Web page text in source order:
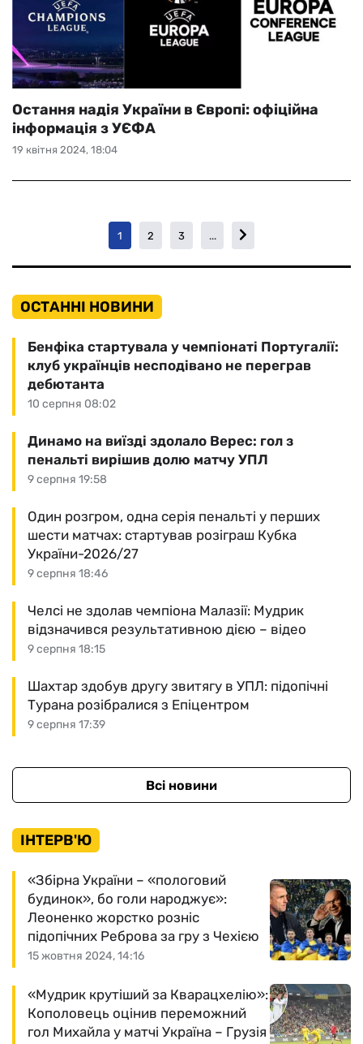
19 квітня 2024, 18:04
Остання надія України в Європі: офіційна
інформація з УЄФА
1 2 3 ...
ОСТАННІ НОВИНИ
10 серпня 08:02
Бенфіка стартувала у чемпіонаті Португалії:
клуб українців несподівано не переграв
дебютанта
9 серпня 19:58
Динамо на виїзді здолало Верес: гол з
пенальті вирішив долю матчу УПЛ
9 серпня 18:46
Один розгром, одна серія пенальті у перших
шести матчах: стартував розіграш Кубка
України-2026/27
9 серпня 18:15
Челсі не здолав чемпіона Малазії: Мудрик
відзначився результативною дією – відео
9 серпня 17:39
Шахтар здобув другу звитягу в УПЛ: підопічні
Турана розібралися з Епіцентром
Всі новини
ІНТЕРВ'Ю
15 жовтня 2024, 14:16
«Збірна України – «пологовий
будинок», бо голи народжує»:
Леоненко жорстко розніс
підопічних Реброва за гру з Чехією
«Мудрик крутіший за Кварацхелію»:
Кополовець оцінив переможний
гол Михайла у матчі Україна – Грузія